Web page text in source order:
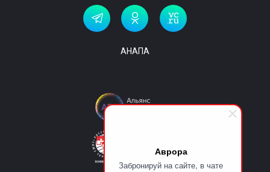
Аврора
Забронируй на сайте, в чате
АНАПА